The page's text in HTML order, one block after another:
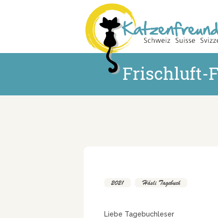
Frischluft-
2021 Häsli Tagebuch
Liebe Tagebuchleser